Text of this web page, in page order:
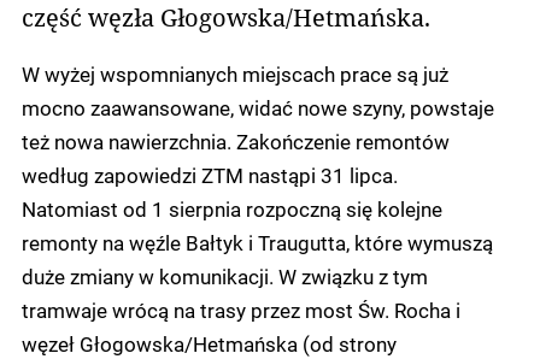
część węzła Głogowska/Hetmańska.
W wyżej wspomnianych miejscach prace są już
mocno zaawansowane, widać nowe szyny, powstaje
też nowa nawierzchnia. Zakończenie remontów
według zapowiedzi ZTM nastąpi 31 lipca.
Natomiast od 1 sierpnia rozpoczną się kolejne
remonty na węźle Bałtyk i Traugutta, które wymuszą
duże zmiany w komunikacji. W związku z tym
tramwaje wrócą na trasy przez most Św. Rocha i
węzeł Głogowska/Hetmańska (od strony